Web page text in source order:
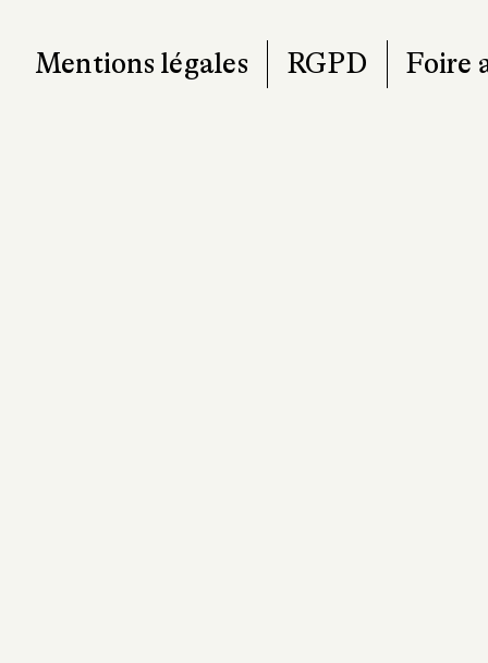
Mentions légales RGPD Foire